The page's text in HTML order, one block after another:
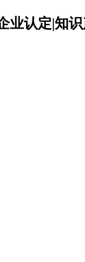
业认定|知